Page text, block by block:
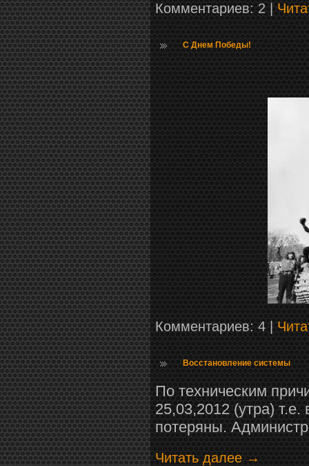
Комментариев: 2 |
С Днем Победы!
Комментариев: 4 |
Восстановление системы
По техническим
25,03,2012 (утра)
потеряны.
Читать далее →